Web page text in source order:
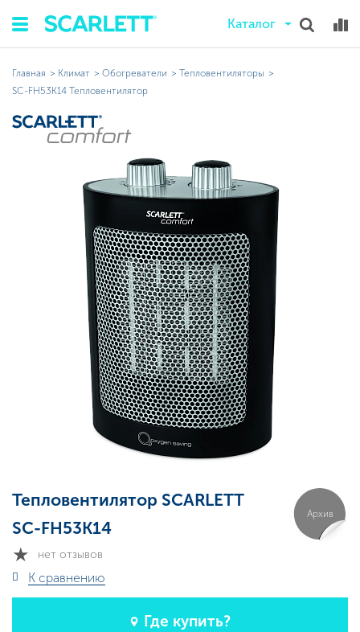
Каталог
Главная Климат Обогреватели
Тепловентиляторы
SC-FH53K14 Тепловентилятор
Тепловентилятор SCARLETT
SC-FH53K14
нет отзывов
К сравнению
Где купить?
Архив